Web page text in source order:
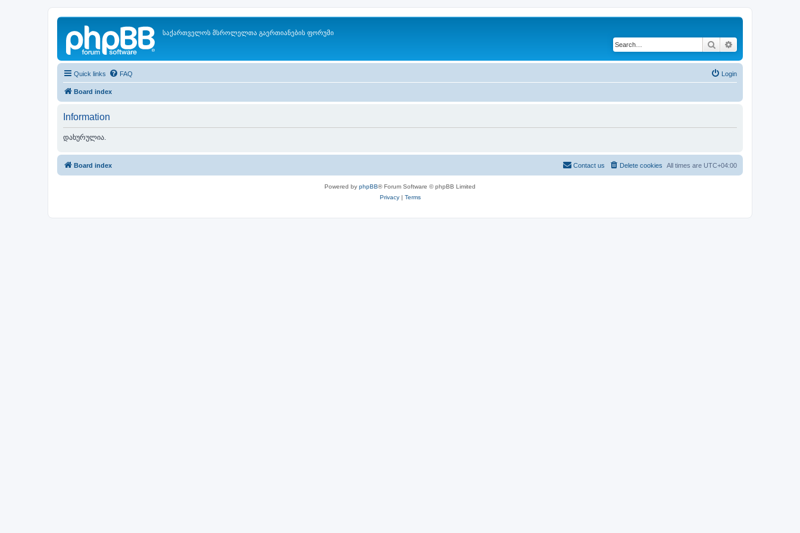
საქართველოს მსროლელთა გაერთიანების ფორუმი
Search
Quick links FAQ Login
Board index
Information
დახურულია.
Board index All times are UTC+04:00
Delete cookies
Contact us
Powered by phpBB® Forum Software © phpBB Limited
Privacy| Terms